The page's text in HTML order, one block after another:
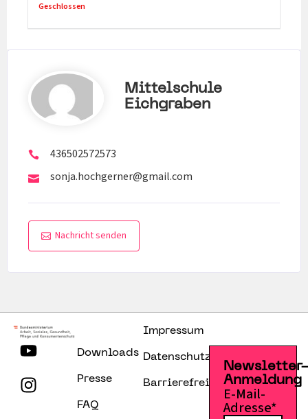
Geschlossen
Mittelschule
Eichgraben
436502572573
sonja.hochgerner@gmail.com
Nachricht senden
Downloads
Presse
FAQ
Impressum
Datenschutzerklärung
Barrierefreiheitserklärung
Anmeldung
E-Mail-
Adresse*